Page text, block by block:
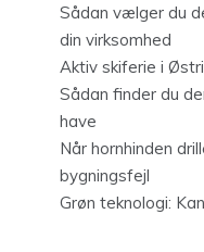
Sådan vælger du
din virksomhed
Aktiv skiferie i
Sådan finder du
have
Når hornhinden
bygningsfejl
Grøn teknologi: